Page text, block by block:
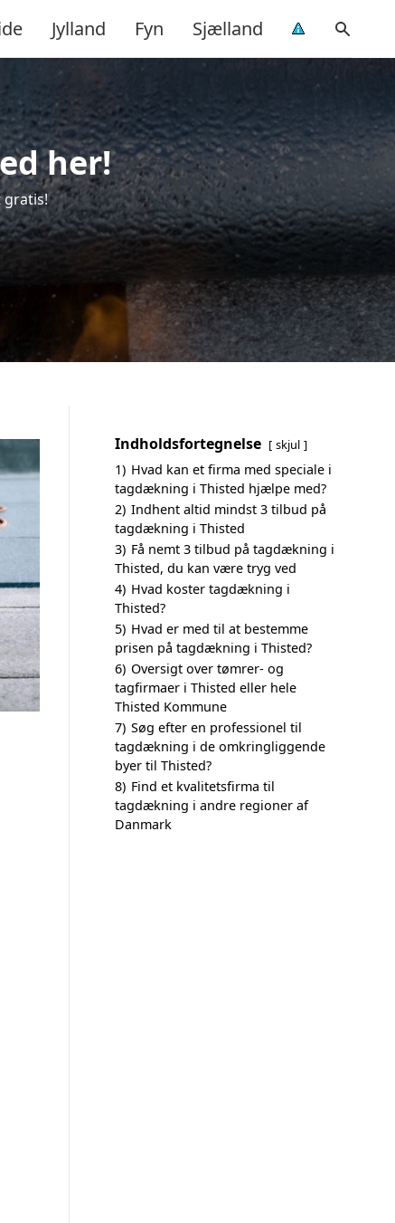
Jylland Fyn Sjælland
her!
Indholdsfortegnelse skjul
1) Hvad kan et firma med speciale i
tagdækning i Thisted hjælpe med?
2) Indhent altid mindst 3 tilbud på
tagdækning i Thisted
3) Få nemt 3 tilbud på tagdækning i
Thisted, du kan være tryg ved
4) Hvad koster tagdækning i
Thisted?
5) Hvad er med til at bestemme
prisen på tagdækning i Thisted?
6) Oversigt over tømrer- og
tagfirmaer i Thisted eller hele
Thisted Kommune
7) Søg efter en professionel til
tagdækning i de omkringliggende
byer til Thisted?
8) Find et kvalitetsfirma til
tagdækning i andre regioner af
Danmark